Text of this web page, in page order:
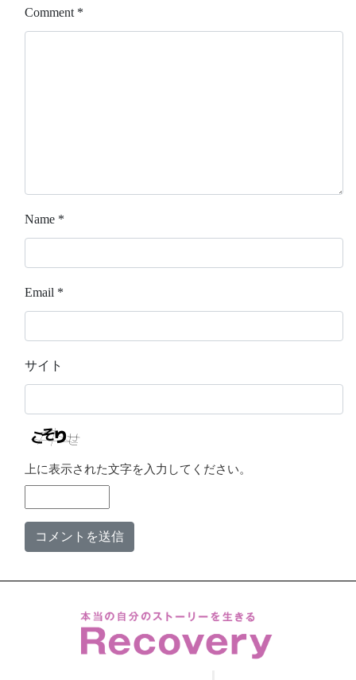
Comment *
Name *
Email *
サイト
上に表示された文字を入力してください。